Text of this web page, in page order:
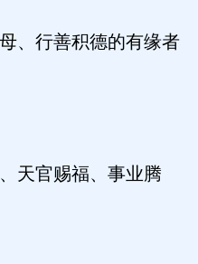
、行善积德的有缘者
天官赐福、事业腾